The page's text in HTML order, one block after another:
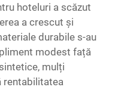
hoteluri a scăzut
a crescut și
durabile s-au
modest față
mulți
rentabilitatea